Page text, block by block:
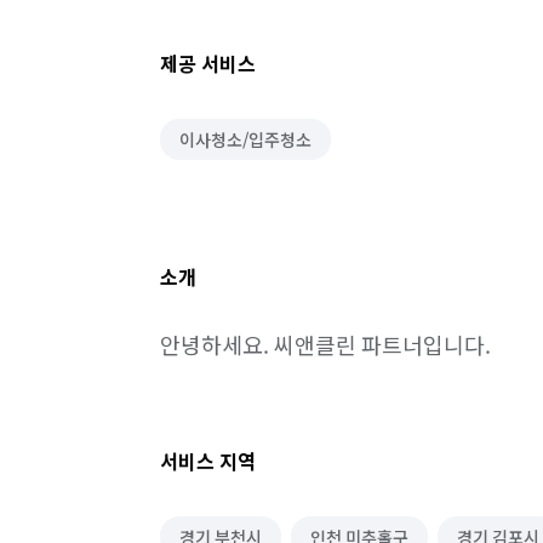
제공 서비스
이사청소/입주청소
소개
안녕하세요. 씨앤클린 파트너입니다.
서비스 지역
경기 부천시 인천 미추홀구 경기 김포시